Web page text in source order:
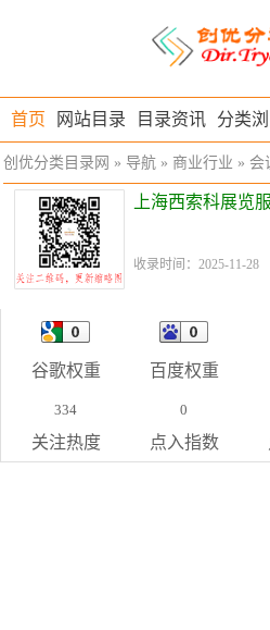
首页 网站目录 目录资讯 分类
创优分类目录网 » 导航 » 商业行业 » 会
收录时间：2025-11-28
谷歌权重 百度权重
334
关注热度
0
点入指数